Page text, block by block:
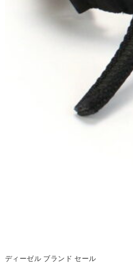
ディーゼル ブランド セール